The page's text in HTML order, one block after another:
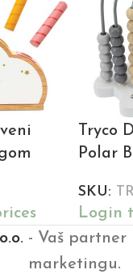
Tryco
Polar
SKU:
Login
- Vaš partner
marketingu.